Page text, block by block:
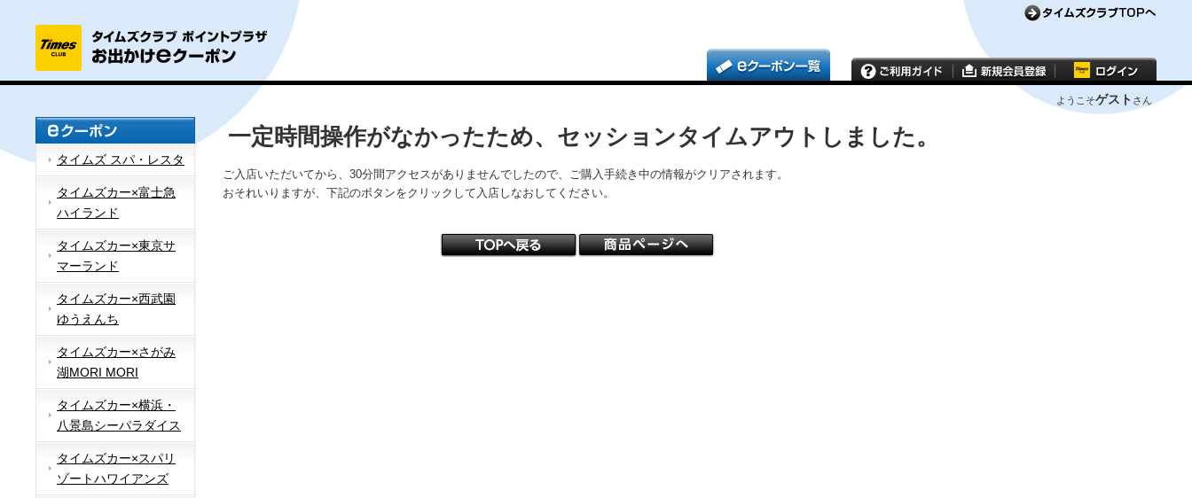
ようこそゲスト さん
タイムズ スパ・レスタ
タイムズカー×富士急
ハイランド
タイムズカー×東京サ
マーランド
タイムズカー×西武園
ゆうえんち
タイムズカー×さがみ
湖MORI MORI
タイムズカー×横浜・
八景島シーパラダイス
タイムズカー×スパリ
ゾートハワイアンズ
一定時間操作がなかったため、セッションタイムアウトしました。
ご入店いただいてから、30分間アクセスがありませんでしたので、ご購入手続き中の情報がクリアされます。
おそれいりますが、下記のボタンをクリックして入店しなおしてください。